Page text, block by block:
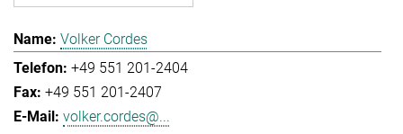
Volker Cordes
+49 551 201-2404
+49 551 201-2407
volker.cordes@...